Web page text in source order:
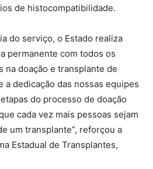
de histocompatibilidade.
do serviço, o Estado realiza
permanente com todos os
na doação e transplante de
a dedicação das nossas equipes
do processo de doação
cada vez mais pessoas sejam
um transplante”, reforçou a
Estadual de Transplantes,